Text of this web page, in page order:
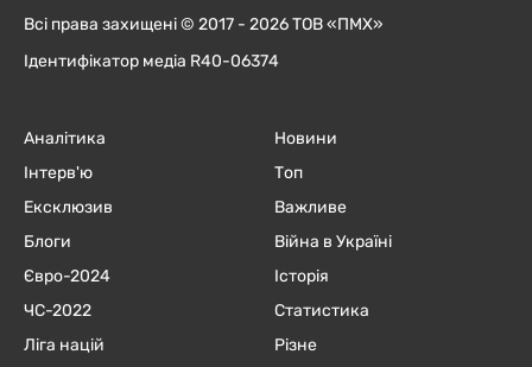
Всі права захищені © 2017 - 2026 ТОВ «ПМХ»
Ідентифікатор медіа R40-06374
Аналітика
Інтерв'ю
Ексклюзив
Блоги
Євро-2024
ЧC-2022
Ліга націй
Новини
Топ
Важливе
Війна в Україні
Історія
Статистика
Різне